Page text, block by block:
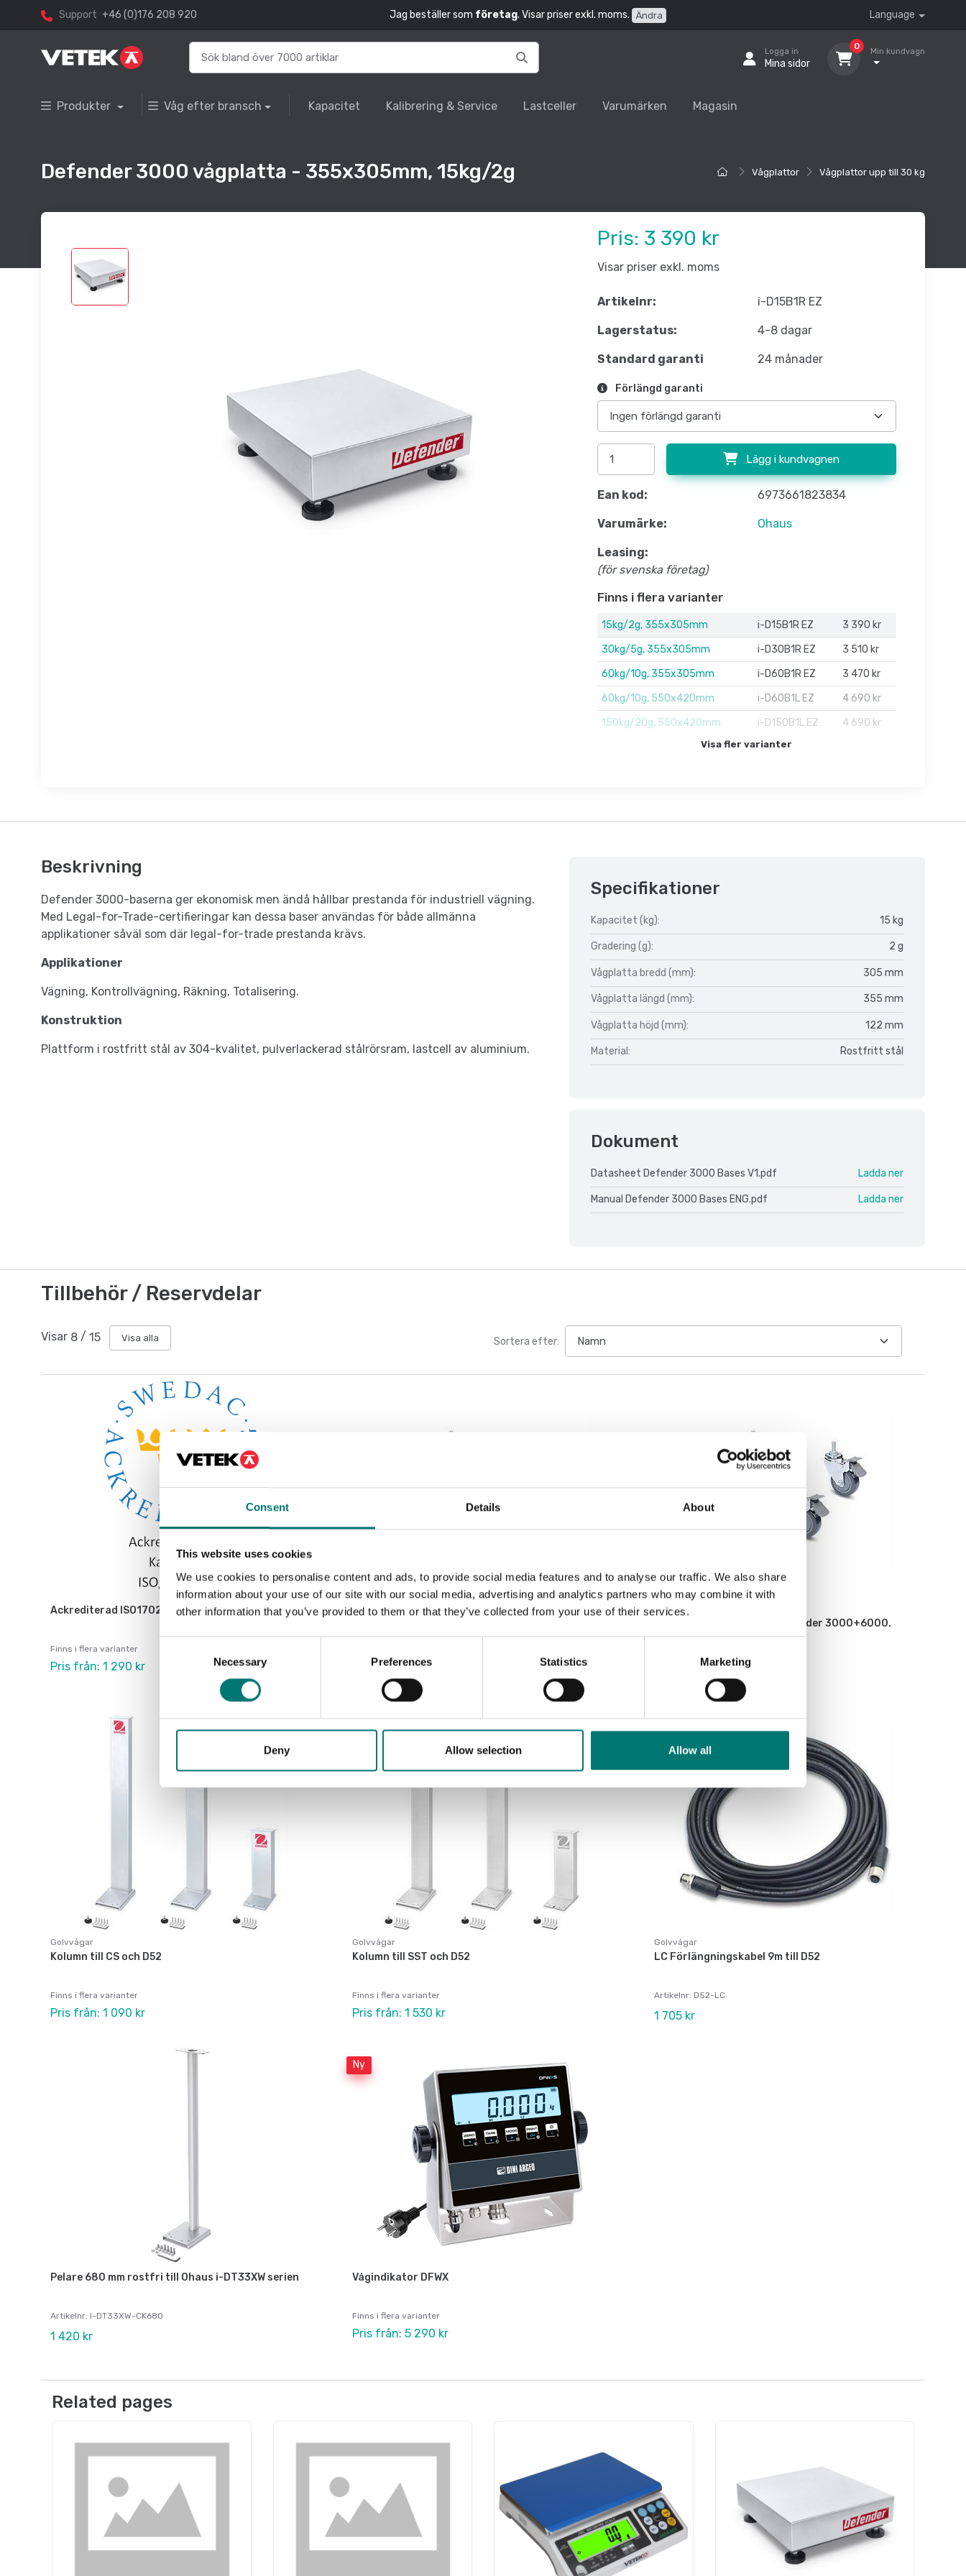
Consent Details About
This website uses cookies
We use cookies to personalise content and ads, to provide social media features and to analyse our traffic. We also share
information about your use of our site with our social media, advertising and analytics partners who may combine it with
other information that you’ve provided to them or that they’ve collected from your use of their services.
Necessary Preferences Statistics Marketing
Deny Allow selection Allow all
Support +46 (0)176 208 920 Jag beställer som företag. Visar priser exkl. moms. Ändra Language
Logga in
Mina sidor
0
Min kundvagn
Produkter Våg efter bransch Kapacitet Kalibrering & Service Lastceller Varumärken Magasin
Vågplattor Vågplattor upp till 30 kg
Defender 3000 vågplatta - 355x305mm, 15kg/2g
Pris: 3 390 kr
Visar priser exkl. moms
Artikelnr: i-D15B1R EZ
Lagerstatus: 4-8 dagar
Standard garanti 24 månader
Förlängd garanti
Lägg i kundvagnen
Ean kod: 6973661823834
Varumärke: Ohaus
Leasing:
(för svenska företag)
Finns i flera varianter
15kg/2g, 355x305mm i-D15B1R EZ
3 390 kr
30kg/5g, 355x305mm
i-D30B1R EZ
3 510 kr
60kg/10g, 355x305mm
i-D60B1R EZ
3 470 kr
60kg/10g, 550x420mm
i-D60B1L EZ
4 690 kr
150kg/20g, 550x420mm
i-D150B1L EZ 4 690 kr
Visa fler varianter
Beskrivning
Defender 3000-baserna ger ekonomisk men ändå hållbar prestanda för industriell vägning.
Med Legal-for-Trade-certifieringar kan dessa baser användas för både allmänna
applikationer såväl som där legal-for-trade prestanda krävs.
Applikationer
Vägning, Kontrollvägning, Räkning, Totalisering.
Konstruktion
Plattform i rostfritt stål av 304-kvalitet, pulverlackerad stålrörsram, lastcell av aluminium.
Specifikationer
Kapacitet (kg): 15 kg
Gradering (g): 2 g
Vågplatta bredd (mm): 305 mm
Vågplatta längd (mm): 355 mm
Vågplatta höjd (mm): 122 mm
Material: Rostfritt stål
Dokument
Datasheet Defender 3000 Bases V1.pdf Ladda ner
Manual Defender 3000 Bases ENG.pdf Ladda ner
Tillbehör / Reservdelar
Visar 8 / 15 Visa alla Sortera efter:
Ackrediterad ISO17025 kalibrering
Finns i flera varianter
Pris från: 1 290 kr
Golvvågar
2000+3000+5000
Artikelnr: D33P-Wheel kit
870 kr
Golvvågar
Hjulsats 4 st för Ohaus Defender 3000+6000.
Rostfria.
Artikelnr: D33XW-Wheel kit
Golvvågar
Kolumn till CS och D52
Finns i flera varianter
Pris från: 1 090 kr
Golvvågar
Kolumn till SST och D52
Finns i flera varianter
Pris från: 1 530 kr
Golvvågar
LC Förlängningskabel 9m till D52
Artikelnr: D52-LC
1 705 kr
Pelare 680 mm rostfri till Ohaus i-DT33XW serien
Artikelnr: I-DT33XW-CK680
1 420 kr
Ny
Vågindikator DFWX
Finns i flera varianter
Pris från: 5 290 kr
Related pages